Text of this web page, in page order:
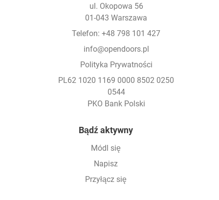
ul. Okopowa 56
01-043 Warszawa
Telefon: +48 798 101 427
info@opendoors.pl
Polityka Prywatności
PL62 1020 1169 0000 8502 0250
0544
PKO Bank Polski
Bądź aktywny
Módl się
Napisz
Przyłącz się